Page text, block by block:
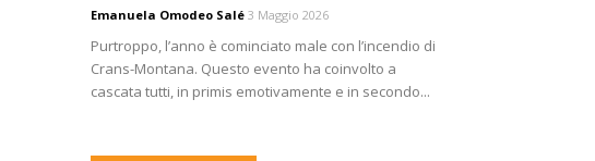
Emanuela Omodeo Salé 3 Maggio 2026
Purtroppo, l’anno è cominciato male con l’incendio di
Crans-Montana. Questo evento ha coinvolto a
cascata tutti, in primis emotivamente e in secondo...